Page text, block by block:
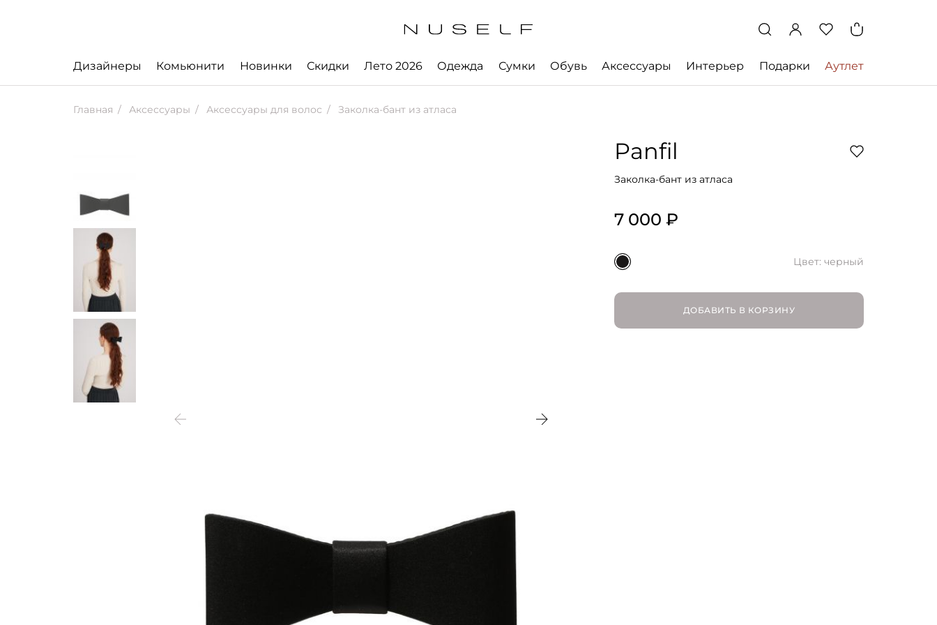
Дизайнеры Комьюнити Новинки Скидки Лето 2026 Одежда Сумки Обувь Аксессуары Интерьер Подарки Аутлет
Главная Аксессуары Аксессуары для волос Заколка-бант из атласа
Panfil
Заколка-бант из атласа
7 000 ₽
Цвет: черный
ДОБАВИТЬ В КОРЗИНУ